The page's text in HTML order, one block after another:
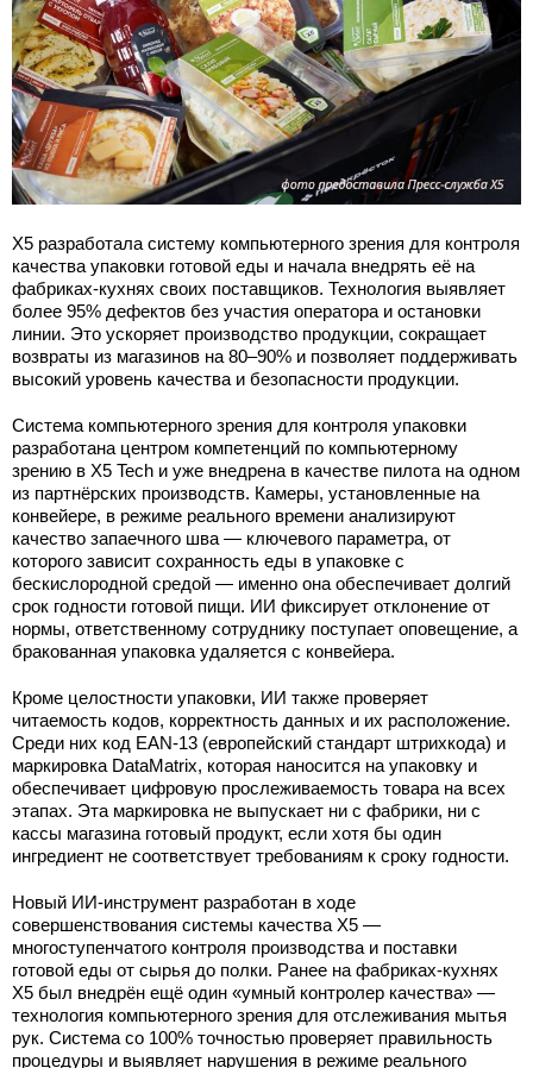
Х5 разработала систему компьютерного зрения для контроля
качества упаковки готовой еды и начала внедрять её на
фабриках-кухнях своих поставщиков. Технология выявляет
более 95% дефектов без участия оператора и остановки
линии. Это ускоряет производство продукции, сокращает
возвраты из магазинов на 80–90% и позволяет поддерживать
высокий уровень качества и безопасности продукции.
Система компьютерного зрения для контроля упаковки
разработана центром компетенций по компьютерному
зрению в X5 Tech и уже внедрена в качестве пилота на одном
из партнёрских производств. Камеры, установленные на
конвейере, в режиме реального времени анализируют
качество запаечного шва — ключевого параметра, от
которого зависит сохранность еды в упаковке с
бескислородной средой — именно она обеспечивает долгий
срок годности готовой пищи. ИИ фиксирует отклонение от
нормы, ответственному сотруднику поступает оповещение, а
бракованная упаковка удаляется с конвейера.
Кроме целостности упаковки, ИИ также проверяет
читаемость кодов, корректность данных и их расположение.
Среди них код EAN-13 (европейский стандарт штрихкода) и
маркировка DataMatrix, которая наносится на упаковку и
обеспечивает цифровую прослеживаемость товара на всех
этапах. Эта маркировка не выпускает ни с фабрики, ни с
кассы магазина готовый продукт, если хотя бы один
ингредиент не соответствует требованиям к сроку годности.
Новый ИИ-инструмент разработан в ходе
совершенствования системы качества X5 —
многоступенчатого контроля производства и поставки
готовой еды от сырья до полки. Ранее на фабриках-кухнях
Х5 был внедрён ещё один «умный контролер качества» —
технология компьютерного зрения для отслеживания мытья
рук. Система со 100% точностью проверяет правильность
процедуры и выявляет нарушения в режиме реального